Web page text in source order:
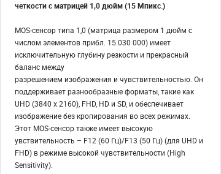
четкости с матрицей 1,0 дюйм (15 Мпикс.)
MOS-сенсор типа 1,0 (матрица размером 1 дюйм с
числом элементов прибл. 15 030 000) имеет
исключительную глубину резкости и прекрасный
баланс между
разрешением изображения и чувствительностью. Он
поддерживает разнообразные форматы, такие как
UHD (3840 x 2160), FHD, HD и SD, и обеспечивает
изображение без кропирования во всех режимах.
Этот MOS-сенсор также имеет высокую
увствительность – F12 (60 Гц)/F13 (50 Гц) (для UHD и
FHD) в режиме высокой чувствительности (High
Sensitivity).